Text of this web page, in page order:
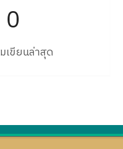
0
เขียนล่าสุด